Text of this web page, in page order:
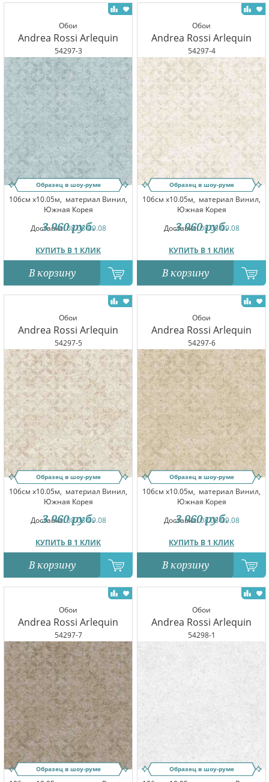
Обои
Andrea Rossi Arlequin
54297-3
Образец в шоу-руме
106см x10.05м, материал Винил,
Южная Корея
Доставка:08.08-09.08
КУПИТЬ В 1 КЛИК
3 960 руб.
В корзину
Обои
Andrea Rossi Arlequin
54297-4
Образец в шоу-руме
106см x10.05м, материал Винил,
Южная Корея
Доставка:08.08-09.08
КУПИТЬ В 1 КЛИК
3 960 руб.
В корзину
Обои
Andrea Rossi Arlequin
54297-5
Образец в шоу-руме
106см x10.05м, материал Винил,
Южная Корея
Доставка:08.08-09.08
КУПИТЬ В 1 КЛИК
3 960 руб.
В корзину
Обои
Andrea Rossi Arlequin
54297-6
Образец в шоу-руме
106см x10.05м, материал Винил,
Южная Корея
Доставка:08.08-09.08
КУПИТЬ В 1 КЛИК
3 960 руб.
В корзину
Обои
Andrea Rossi Arlequin
54297-7
Образец в шоу-руме
Обои
Andrea Rossi Arlequin
54298-1
Образец в шоу-руме